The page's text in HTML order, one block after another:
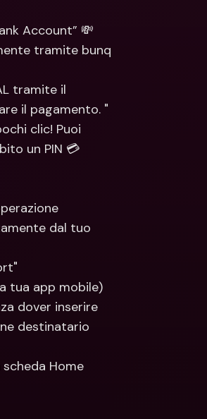
Account” 💸
tramite bunq
tramite il
il pagamento. "
clic! Puoi
un PIN 💳
dal tuo
tua app mobile)
dover inserire
destinatario
Home